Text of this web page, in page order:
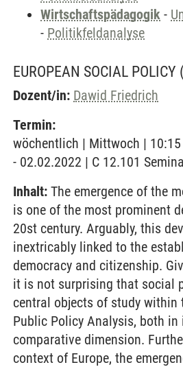
Wirtschaftspädagogik -
- Politikfeldanalyse
EUROPEAN SOCIAL POLICY
Dozent/in: Dawid Friedrich
Termin:
wöchentlich | Mittwoch |
- 02.02.2022 | C 12.101
Inhalt: The emergence of the
is one of the most prominent
20st century. Arguably, this
inextricably linked to the
democracy and citizenship.
it is not surprising that social
central objects of study
Public Policy Analysis, both
comparative dimension.
context of Europe, the